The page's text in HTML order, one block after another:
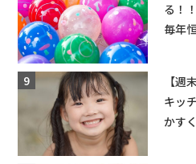
る！
毎年
【
キッ
かす